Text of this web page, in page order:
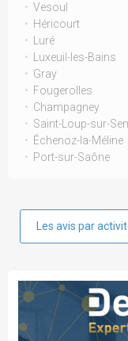
Vesoul
Héricourt
Luré
Luxeuil-les-Bains
Gray
Fougerolles
Champagney
Saint-Loup-sur-
Échenoz-la-Méline
Port-sur-Saône
Les avis par